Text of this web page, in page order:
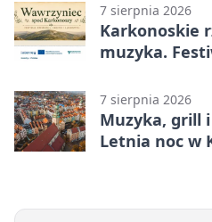
7 sierpnia 2026
Karkonoskie
muzyka.
7 sierpnia 2026
Muzyka, grill
Letnia noc w